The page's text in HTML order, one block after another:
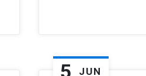
JUN